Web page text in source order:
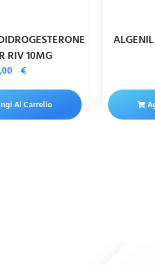
RIV 10MG
€
Al Carrello